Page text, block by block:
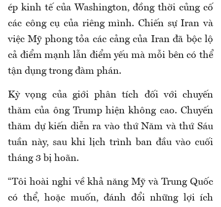
ép kinh tế của Washington, đồng thời củng cố
các công cụ của riêng mình. Chiến sự Iran và
việc Mỹ phong tỏa các cảng của Iran đã bộc lộ
cả điểm mạnh lẫn điểm yếu mà mỗi bên có thể
tận dụng trong đàm phán.
Kỳ vọng của giới phân tích đối với chuyến
thăm của ông Trump hiện không cao. Chuyến
thăm dự kiến diễn ra vào thứ Năm và thứ Sáu
tuần này, sau khi lịch trình ban đầu vào cuối
tháng 3 bị hoãn.
“Tôi hoài nghi về khả năng Mỹ và Trung Quốc
có thể, hoặc muốn, đánh đổi những lợi ích